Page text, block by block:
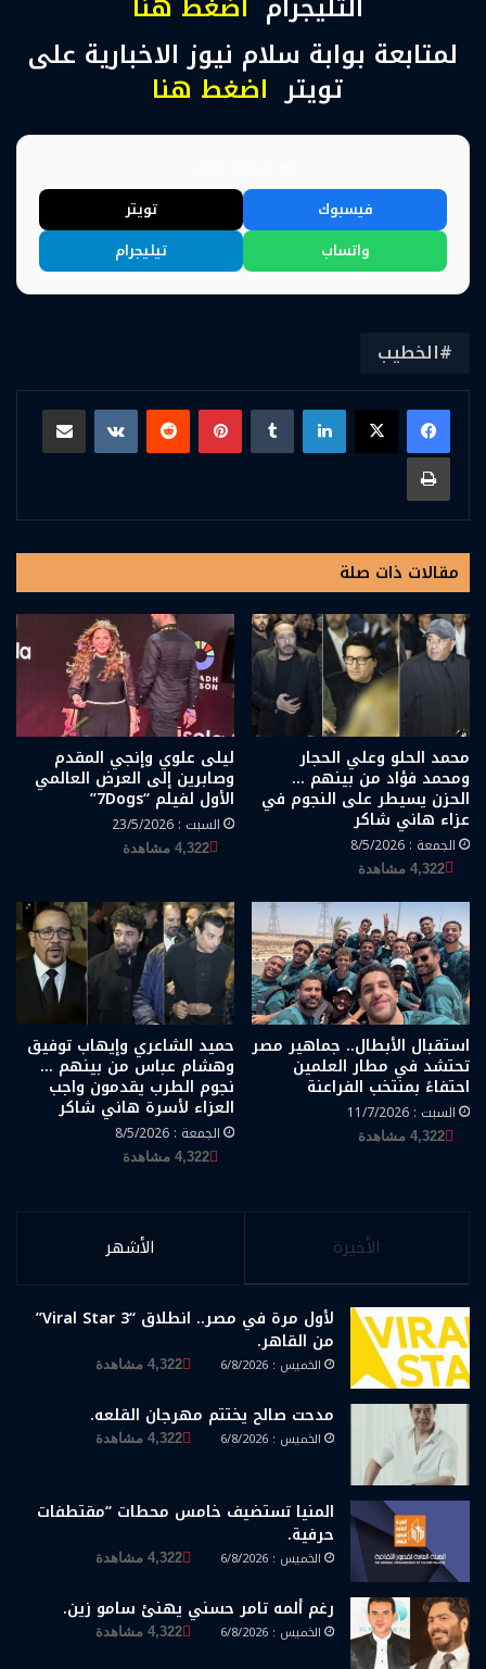
لمتابعة بوابة سلام نيوز الاخبارية على
تويتر اضغط هنا
فيسبوك
تويتر
واتساب
تيليجرام
الخطيب
لينكدإن بينتيريست
مشاركة عبر البريد
طباعة
مقالات ذات صلة
محمد الحلو وعلي الحجار
ومحمد فؤاد من بينهم …
الحزن يسيطر على النجوم في
عزاء هاني شاكر
الجمعة : 8/5/2026
4,322 مشاهدة
ليلى علوي وإنجي المقدم
وصابرين إلى العرض العالمي
الأول لفيلم “7Dogs”
السبت : 23/5/2026
4,322 مشاهدة
استقبال الأبطال.. جماهير مصر
تحتشد في مطار العلمين
احتفاءً بمنتخب الفراعنة
السبت : 11/7/2026
4,322 مشاهدة
حميد الشاعري وإيهاب توفيق
وهشام عباس من بينهم …
نجوم الطرب يقدمون واجب
العزاء لأسرة هاني شاكر
الجمعة : 8/5/2026
4,322 مشاهدة
الأخيرة الأشهر
لأول مرة في مصر.. انطلاق “Viral Star 3”
من القاهر.
الخميس : 6/8/2026 4,322 مشاهدة
مدحت صالح يختتم مهرجان القلعه.
الخميس : 6/8/2026 4,322 مشاهدة
المنيا تستضيف خامس محطات “مقتطفات
حرفية.
الخميس : 6/8/2026 4,322 مشاهدة
رغم ألمه تامر حسني يهنئ سامو زين.
الخميس : 6/8/2026 4,322 مشاهدة